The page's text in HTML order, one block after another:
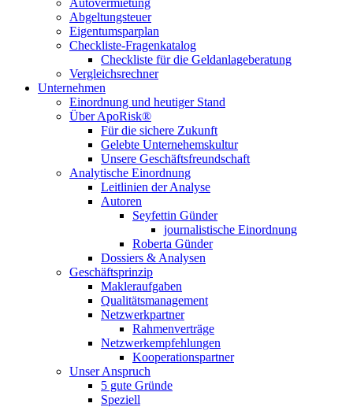
Autovermietung
Abgeltungsteuer
Eigentumsparplan
Checkliste-Fragenkatalog
Checkliste für die Geldanlageberatung
Vergleichsrechner
Unternehmen
Einordnung und heutiger Stand
Über ApoRisk®
Für die sichere Zukunft
Gelebte Unternehemskultur
Unsere Geschäftsfreundschaft
Analytische Einordnung
Leitlinien der Analyse
Autoren
Seyfettin Günder
journalistische Einordnung
Roberta Günder
Dossiers & Analysen
Geschäftsprinzip
Makleraufgaben
Qualitätsmanagement
Netzwerkpartner
Rahmenverträge
Netzwerkempfehlungen
Kooperationspartner
Unser Anspruch
5 gute Gründe
Speziell